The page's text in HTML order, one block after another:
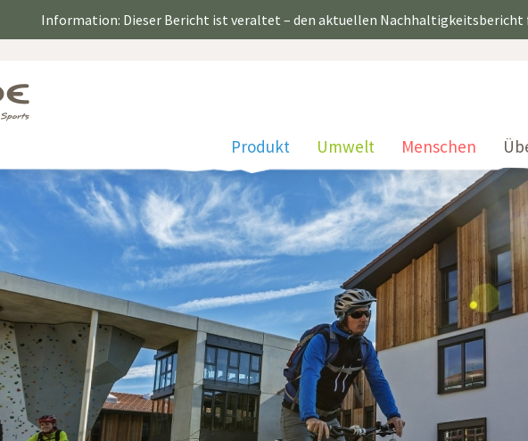
Information: Dieser Bericht ist veraltet – den aktuellen
Produkt Umwelt Menschen